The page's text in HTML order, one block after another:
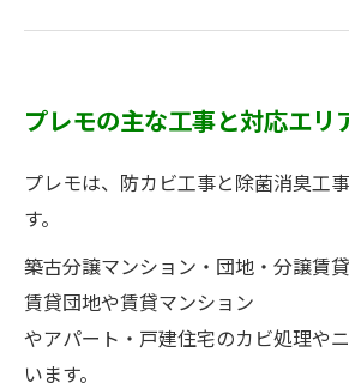
プレモの主な工事と対応エリ
プレモは、防カビ工事と除菌消臭工
す。
築古分譲マンション・団地・分譲賃
賃貸団地や賃貸マンション
やアパート・戸建住宅のカビ処理や
います。